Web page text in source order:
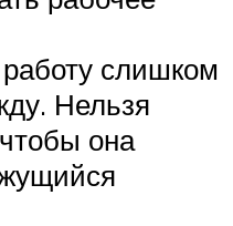
слишком
Нельзя
она